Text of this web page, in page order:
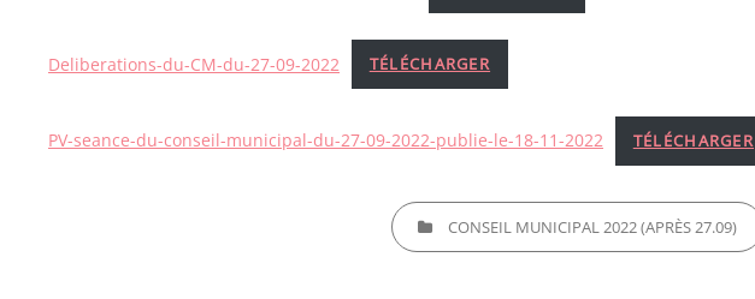
Deliberations-du-CM-du-27-09-2022 TÉLÉCHARGER
PV-seance-du-conseil-municipal-du-27-09-2022-publie-le-18-11-2022 TÉLÉCHARGER
CATEGORIESCONSEIL MUNICIPAL 2022 (APRÈS 27.09)